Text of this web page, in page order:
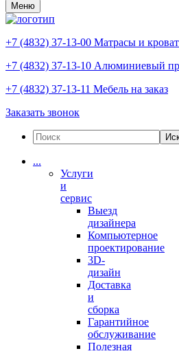
Меню
+7 (4832) 37-13-00 Матрасы и
+7 (4832) 37-13-10 Алюминиевый
+7 (4832) 37-13-11 Мебель на заказ
Заказать звонок
...
Услуги
и
сервис
Выезд
дизайнера
Компьютерное
проектирование
3D-
дизайн
Доставка
и
сборка
Гарантийное
обслуживание
Полезная